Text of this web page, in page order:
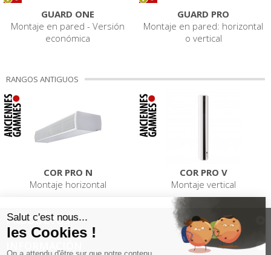
GUARD ONE
Montaje en pared - Versión
económica
GUARD PRO
Montaje en pared: horizontal
o vertical
RANGOS ANTIGUOS
COR PRO N
Montaje horizontal
COR PRO V
Montaje vertical
PRODUCTOS